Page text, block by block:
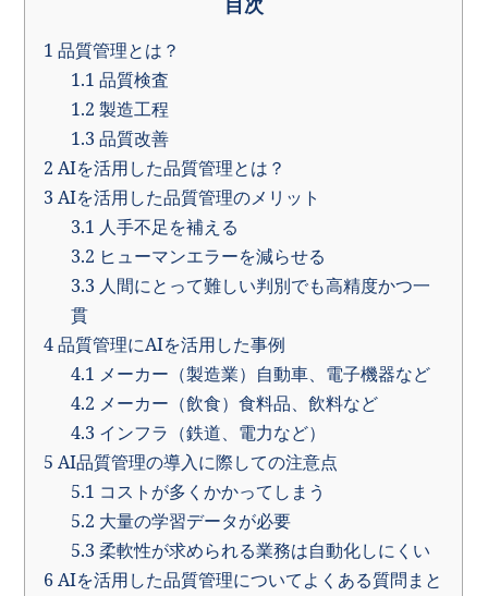
1 品質管理とは？
1.1 品質検査
1.2 製造工程
1.3 品質改善
2 AIを活用した品質管理とは？
3 AIを活用した品質管理のメリット
3.1 人手不足を補える
3.2 ヒューマンエラーを減らせる
3.3 人間にとって難しい判別でも高精度かつ一
貫
4品質管理にAIを活用した事例
4.1 メーカー（製造業）自動車、電子機器など
4.2 メーカー（飲食）食料品、飲料など
4.3 インフラ（鉄道、電力など）
5 AI品質管理の導入に際しての注意点
5.1 コストが多くかかってしまう
5.2 大量の学習データが必要
5.3 柔軟性が求められる業務は自動化しにくい
6AIを活用した品質管理についてよくある質問まと